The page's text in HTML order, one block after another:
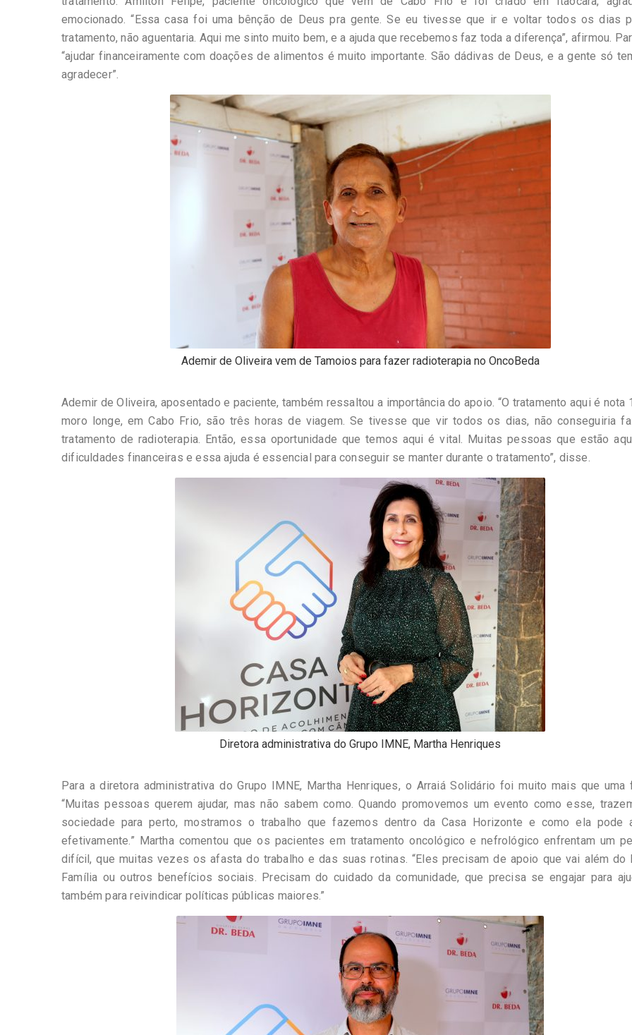
emocionado. “Essa casa foi uma bênção de Deus pra gente. Se eu tivesse que ir e voltar todos os dias
tratamento, não aguentaria. Aqui me sinto muito bem, e a ajuda que recebemos faz toda a diferença”, afirmou.
“ajudar financeiramente com doações de alimentos é muito importante. São dádivas de Deus, e a gente só
agradecer”.
Ademir de Oliveira vem de Tamoios para fazer radioterapia no OncoBeda
Ademir de Oliveira, aposentado e paciente, também ressaltou a importância do apoio. “O tratamento aqui é nota
moro longe, em Cabo Frio, são três horas de viagem. Se tivesse que vir todos os dias, não conseguiria
tratamento de radioterapia. Então, essa oportunidade que temos aqui é vital. Muitas pessoas que estão
dificuldades financeiras e essa ajuda é essencial para conseguir se manter durante o tratamento”, disse.
Diretora administrativa do Grupo IMNE, Martha Henriques
Para a diretora administrativa do Grupo IMNE, Martha Henriques, o Arraiá Solidário foi muito mais que uma
“Muitas pessoas querem ajudar, mas não sabem como. Quando promovemos um evento como esse,
sociedade para perto, mostramos o trabalho que fazemos dentro da Casa Horizonte e como ela pode
efetivamente.” Martha comentou que os pacientes em tratamento oncológico e nefrológico enfrentam um
difícil, que muitas vezes os afasta do trabalho e das suas rotinas. “Eles precisam de apoio que vai além do
Família ou outros benefícios sociais. Precisam do cuidado da comunidade, que precisa se engajar para
também para reivindicar políticas públicas maiores.”